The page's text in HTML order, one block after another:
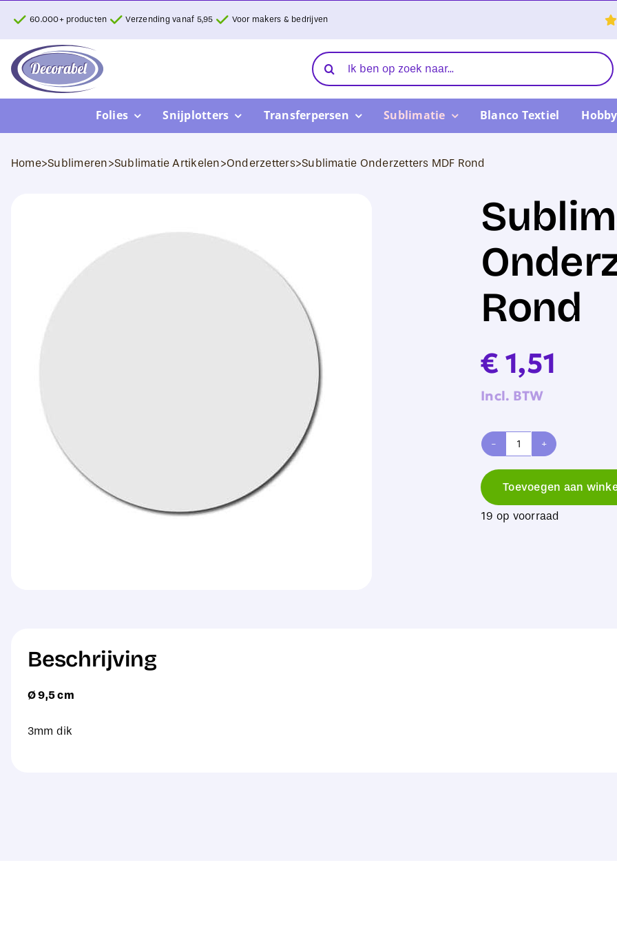
inhoud
60.000+ producten Verzending vanaf 5,95 Voor makers & bedrijven
Zoeken
naar:
Folies Snijplotters Transferpersen Sublimatie Blanco Textiel
Home>Sublimeren>Sublimatie Artikelen>Onderzetters>Sublimatie Onderzetters MDF Rond
Rond
€ 1,51
Incl. BTW
Sublimatie
Rond
Toevoegen aan
19 op voorraad
Beschrijving
Ø 9,5 cm
3mm dik